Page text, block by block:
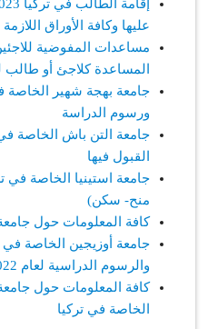
عليها وكافة الأوراق اللازمة
مساعدات المفوضية
المساعدة كلاجئ أو طالب
جامعة بهجة شهير الخاصة
ورسوم الدراسة
جامعة التن باش الخاصة
القبول فيها
جامعة استينيا الخاصة
منح- سكن)
كافة المعلومات حول
جامعة أوزيجين الخاصة
والرسوم الدراسية لعام 2022
كافة المعلومات حول
الخاصة في تركيا